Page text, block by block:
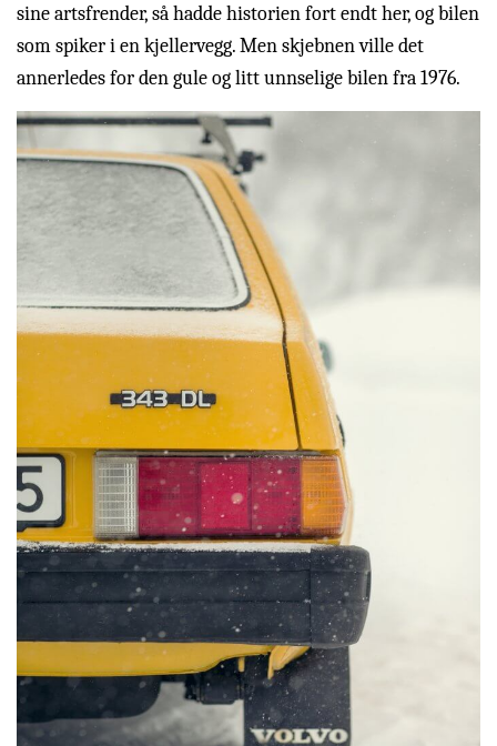
sine artsfrender, så hadde historien fort endt her, og bilen
som spiker i en kjellervegg. Men skjebnen ville det
annerledes for den gule og litt unnselige bilen fra 1976.